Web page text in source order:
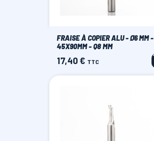
FRAISE À COPIER ALU - Ø6 MM -
45X90MM - Q8 MM
Prix
17,40 € TTC